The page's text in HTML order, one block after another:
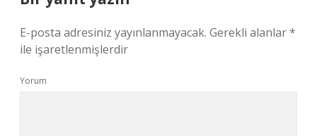
E-posta adresiniz yayınlanmayacak. Gerekli alanlar*
ile işaretlenmişlerdir
Yorum